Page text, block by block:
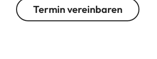
Termin vereinbaren